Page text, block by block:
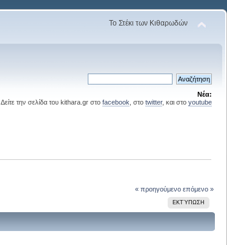
Το Στέκι των Κιθαρωδών
Νέα:
Δείτε την σελίδα του kithara.gr στο facebook , στο twitter, και στο youtube
« προηγούμενο επόμενο »
ΕΚΤΎΠΩΣΗ